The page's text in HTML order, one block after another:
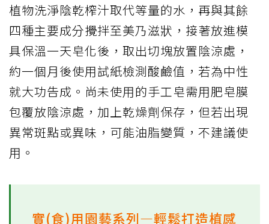
植物洗淨陰乾榨汁取代等量的水，再與其餘
四種主要成分攪拌至美乃滋狀，接著放進模
具保溫一天皂化後，取出切塊放置陰涼處，
約一個月後使用試紙檢測酸鹼值，若為中性
就大功告成。尚未使用的手工皂需用肥皂膜
包覆放陰涼處，加上乾燥劑保存，但若出現
異常斑點或異味，可能油脂變質，不建議使
用。
實(食)用園藝系列—輕鬆打造植感